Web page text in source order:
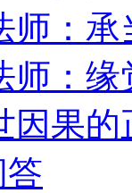
师：
师：
因果